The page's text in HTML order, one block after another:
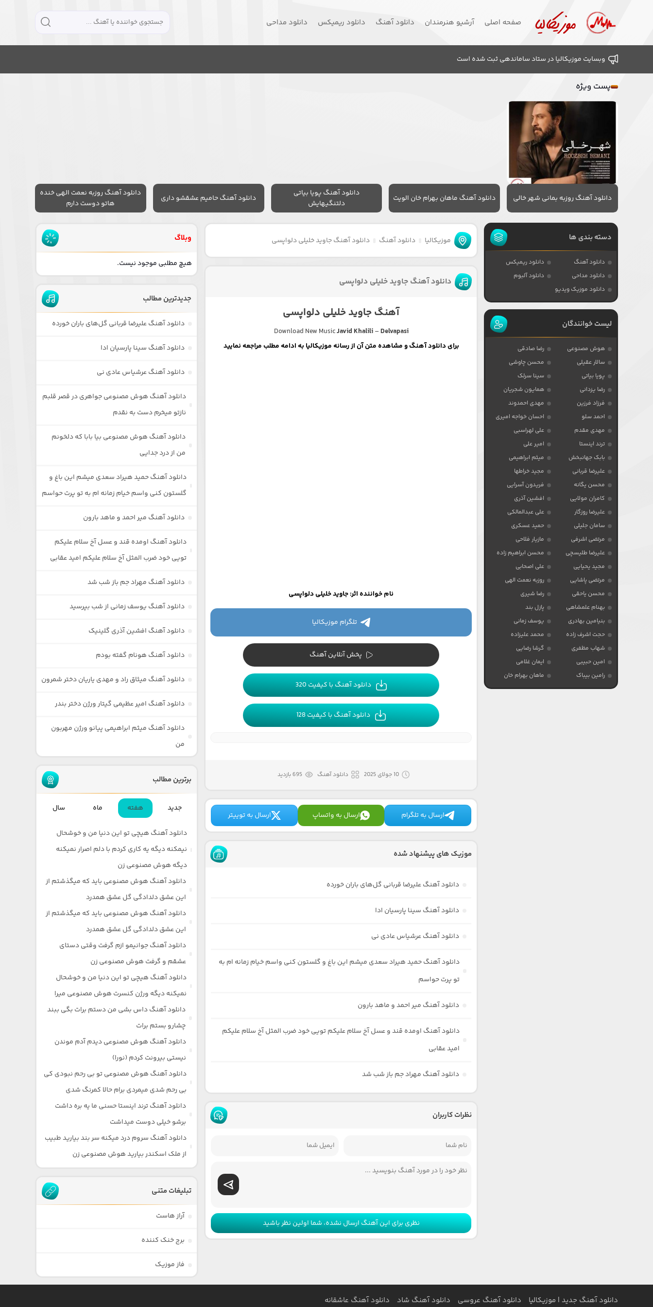
صفحه اصلی آرشیو هنرمندان دانلود آهنگ دانلود ریمیکس دانلود مداحی
وبسایت موزیکالیا در ستاد ساماندهی ثبت شده است
پست ویژه
دانلود آهنگ روزبه بمانی شهر خالی دانلود آهنگ ماهان بهرام خان الویت
دانلود آهنگ پویا بیاتی
دلتنگیهایش
دانلود آهنگ حامیم عشقشو داری
دانلود آهنگ روزبه نعمت الهی خنده
هاتو دوست دارم
موزیکالیا دانلود آهنگ دانلود آهنگ جاوید خلیلی دلواپسی
دانلود آهنگ جاوید خلیلی دلواپسی
آهنگ جاوید خلیلی دلواپسی
Download New MusicJavid Khalili– Delvapasi
برای دانلود آهنگ و مشاهده متن آن از رسانه موزیکالیا به ادامه مطلب مراجعه نمایید
نام خواننده اثر: جاوید خلیلی دلواپسی
تلگرام موزیکالیا
پخش آنلاین آهنگ
دانلود آهنگ با کیفیت 320
دانلود آهنگ با کیفیت 128
10 جولای 2025 دانلود آهنگ 695 بازدید
ارسال به تلگرام ارسال به واتساپ ارسال به توییتر
موزیک های پیشنهاد شده
دانلود آهنگ علیرضا قربانی گل‌های باران خورده
دانلود آهنگ سینا پارسیان ادا
دانلود آهنگ عرشیاس عادی نی
دانلود آهنگ حمید هیراد سعدی میشم این باغ و گلستون کنی واسم خیام زمانه ام به
تو پرت حواسم
دانلود آهنگ میر احمد و ماهد بارون
دانلود آهنگ اومده قند و عسل آخ سلام علیکم تویی خود ضرب المثل آخ سلام علیکم
امید عقابی
دانلود آهنگ مهراد جم باز شب شد
نظرات کاربران
نظری برای این آهنگ ارسال نشده، شما اولین نظر باشید
دسته بندی ها
دانلود آهنگ
دانلود ریمیکس
دانلود مداحی
دانلود آلبوم
دانلود موزیک ویدیو
لیست خوانندگان
هوش مصنوعی
رضا صادقی
سالار عقیلی
محسن چاوشی
پویا بیاتی
سینا سرلک
رضا یزدانی
همایون شجریان
فرزاد فرزین
مهدی احمدوند
احمد سلو
احسان خواجه امیری
مهدی مقدم
علی لهراسبی
ترند اینستا
امیر علی
بابک جهانبخش
میثم ابراهیمی
علیرضا قربانی
مجید خراطها
محسن یگانه
فریدون آسرایی
کامران مولایی
افشین آذری
علیرضا روزگار
علی عبدالمالکی
سامان جلیلی
حمید عسکری
مرتضی اشرفی
مازیار فلاحی
علیرضا طلیسچی
محسن ابراهیم زاده
مجید یحیایی
علی اصحابی
مرتضی پاشایی
روزبه نعمت الهی
محسن یاحقی
رضا شیری
بهنام علمشاهی
پازل بند
بنیامین بهادری
یوسف زمانی
حجت اشرف زاده
محمد علیزاده
شهاب مظفری
گرشا رضایی
امین حبیبی
ایمان غلامی
رامین بیباک
ماهان بهرام خان
وبلاگ
هیچ مطلبی موجود نیست.
جدیدترین مطالب
دانلود آهنگ علیرضا قربانی گل‌های باران خورده
دانلود آهنگ سینا پارسیان ادا
دانلود آهنگ عرشیاس عادی نی
دانلود آهنگ هوش مصنوعی جواهری در قصر قلبم
نازتو میخرم دست به نقدم
دانلود آهنگ هوش مصنوعی بیا بابا که دلخونم
من از درد جدایی
دانلود آهنگ حمید هیراد سعدی میشم این باغ و
گلستون کنی واسم خیام زمانه ام به تو پرت حواسم
دانلود آهنگ میر احمد و ماهد بارون
دانلود آهنگ اومده قند و عسل آخ سلام علیکم
تویی خود ضرب المثل آخ سلام علیکم امید عقابی
دانلود آهنگ مهراد جم باز شب شد
دانلود آهنگ یوسف زمانی از شب بپرسید
دانلود آهنگ افشین آذری گلینیک
دانلود آهنگ هونام گفته بودم
دانلود آهنگ میثاق راد و مهدی یاریان دختر شمرون
دانلود آهنگ امیر عظیمی گیتار ورژن دختر بندر
دانلود آهنگ میثم ابراهیمی پیانو ورژن مهربون
من
برترین مطالب
جدید هفته ماه سال
دانلود آهنگ هیچی تو این دنیا من و خوشحال
نیمکنه دیگه یه کاری کردم با دلم اصرار نمیکنه
دیگه هوش مصنوعی زن
دانلود آهنگ هوش مصنوعی باید که میگذشتم از
این عشق دلدادگی گل عشق همدرد
دانلود آهنگ هوش مصنوعی باید که میگذشتم از
این عشق دلدادگی گل عشق همدرد
دانلود آهنگ جوانیمو ازم گرفت وقتی دستای
عشقم و گرفت هوش مصنوعی زن
دانلود آهنگ هیچی تو این دنیا من و خوشحال
نمیکنه دیگه ورژن کنسرت هوش مصنوعی میرا
دانلود آهنگ داس بشی من دستم برات بگی ببند
چشارو بستم برات
دانلود آهنگ هوش مصنوعی دیدم آدم موندن
نیستی بیرونت کردم (نورا)
دانلود آهنگ هوش مصنوعی تو بی رحم نبودی کی
بی رحم شدی میمردی برام حالا کمرنگ شدی
دانلود آهنگ ترند اینستا حسنی ما یه بره داشت
برشو خیلی دوست میداشت
دانلود آهنگ سروم درد میکنه سر بند بیارید طبیب
از ملک اسکندر بیارید هوش مصنوعی زن
تبلیغات متنی
آراز هاست
برج خنک کننده
فاز موزیک
دانلود آهنگ جدید | موزیکالیا دانلود آهنگ عروسی دانلود آهنگ شاد دانلود آهنگ عاشقانه